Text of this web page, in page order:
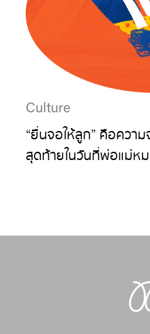
Culture
“ยื่นจอให้ลูก” คือควา
สุดท้ายในวันที่พ่อแม่ห